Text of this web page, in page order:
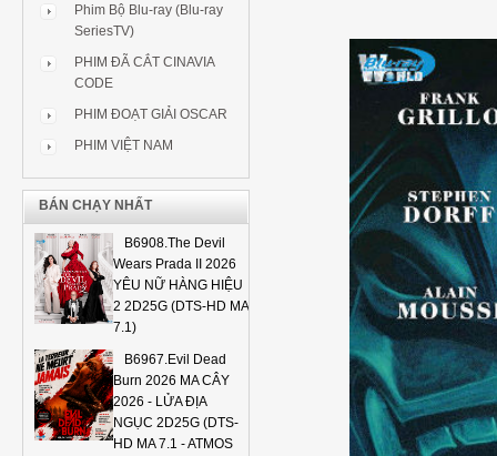
Phim Bộ Blu-ray (Blu-ray
SeriesTV)
PHIM ĐÃ CẮT CINAVIA
CODE
PHIM ĐOẠT GIẢI OSCAR
PHIM VIỆT NAM
BÁN CHẠY NHẤT
B6908.The Devil
Wears Prada II 2026
YÊU NỮ HÀNG HIỆU
2 2D25G (DTS-HD MA
7.1)
B6967.Evil Dead
Burn 2026 MA CÂY
2026 - LỬA ĐỊA
NGỤC 2D25G (DTS-
HD MA 7.1 - ATMOS